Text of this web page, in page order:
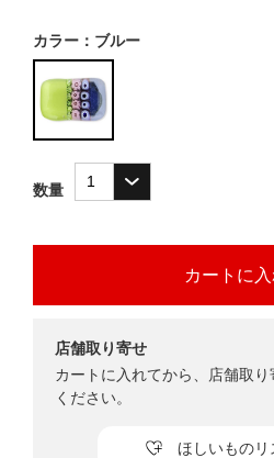
カラー：ブルー
数量
ほしいものリ
店舗取り寄せ
カートに入れてから、店舗取
ください。